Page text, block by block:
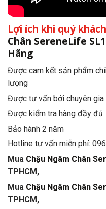
Lợi ích khi quý
Chân SereneLife
Hãng
Được cam kết sản phẩm
lượng
Được tư vấn bởi chuyên gia
Được kiểm tra hàng đầy đủ
Bảo hành 2 năm
Hotline tư vấn miễn phí:
Mua Chậu Ngâm Chân
TPHCM,
Mua Chậu Ngâm Chân
TPHCM,